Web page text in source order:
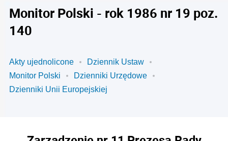
Monitor Polski - rok 1986 nr 19 poz.
140
Akty ujednolicone
Dziennik Ustaw
Monitor Polski
Dzienniki Urzędowe
Dzienniki Unii Europejskiej